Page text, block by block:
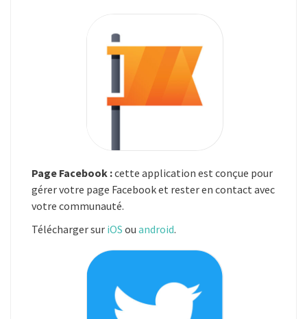
Page Facebook :cette application est conçue pour
gérer votre page Facebook et rester en contact avec
votre communauté.
Télécharger sur iOS ou android.